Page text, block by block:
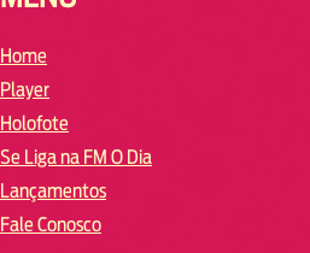
Home
Player
Holofote
Se Liga na FM O Dia
Lançamentos
Fale Conosco